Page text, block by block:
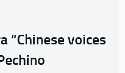
“Chinese voices